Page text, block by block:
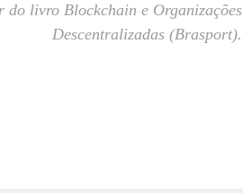
do livro Blockchain e Organizações
Descentralizadas (Brasport).